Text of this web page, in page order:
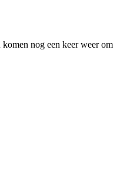
nog een keer weer om